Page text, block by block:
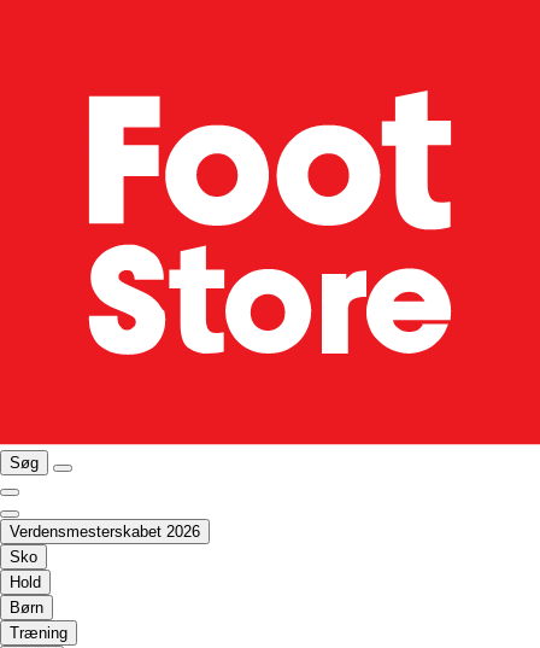
Søg
Verdensmesterskabet 2026
Sko
Hold
Børn
Træning